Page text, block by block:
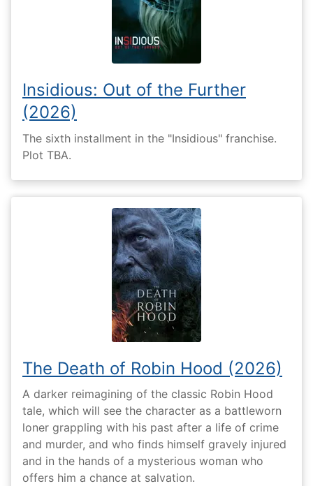
Insidious: Out of the Further
(2026)
The sixth installment in the "Insidious" franchise.
Plot TBA.
The Death of Robin Hood (2026)
A darker reimagining of the classic Robin Hood
tale, which will see the character as a battleworn
loner grappling with his past after a life of crime
and murder, and who finds himself gravely injured
and in the hands of a mysterious woman who
offers him a chance at salvation.